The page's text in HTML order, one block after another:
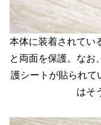
本体に装着されてい
と両面を保護。なお
護シートが貼られて
はそ